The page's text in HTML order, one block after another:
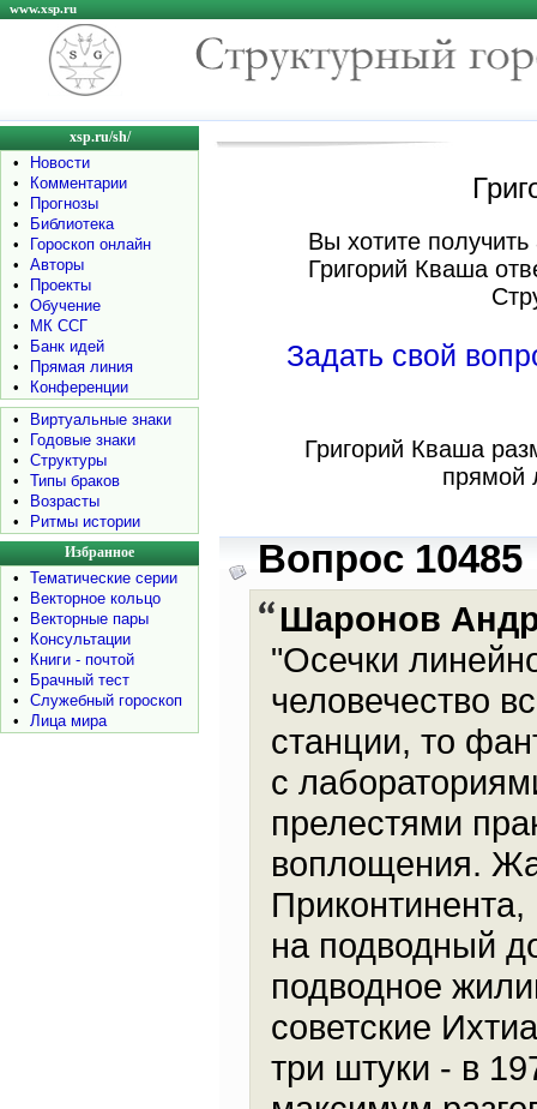
www.xsp.ru
xsp.ru/sh/
•
Новости
•
Комментарии
•
Прогнозы
•
Библиотека
•
Гороскоп онлайн
•
Авторы
•
Проекты
•
Обучение
•
МК ССГ
•
Банк идей
•
Прямая линия
•
Конференции
•
Виртуальные знаки
•
Годовые знаки
•
Структуры
•
Типы браков
•
Возрасты
•
Ритмы истории
Избранное
•
Тематические серии
•
Векторное кольцо
•
Векторные пары
•
Консультации
•
Книги - почтой
•
Брачный тест
•
Служебный гороскоп
•
Лица мира
Вы хотите
Григорий Кваша
Задать свой
Григорий Кваша
прямой
Вопрос 10485
Шаронов
"Осечки
человечество
станции, то
с
прелестями
воплощения.
на подводный
подводное
советские
три штуки - в